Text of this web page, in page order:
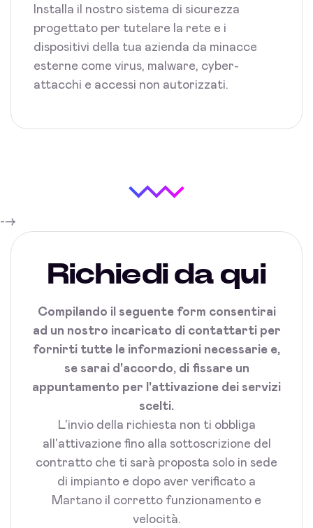
Installa il nostro sistema di sicurezza
progettato per tutelare la rete e i
dispositivi della tua azienda da minacce
esterne come virus, malware, cyber-
attacchi e accessi non autorizzati.
-->
Richiedi da qui
Compilando il seguente form consentirai
ad un nostro incaricato di contattarti per
fornirti tutte le informazioni necessarie e,
se sarai d'accordo, di fissare un
appuntamento per l'attivazione dei servizi
scelti.
L'invio della richiesta non ti obbliga
all'attivazione fino alla sottoscrizione del
contratto che ti sarà proposta solo in sede
di impianto e dopo aver verificato a
Martano il corretto funzionamento e
velocità.